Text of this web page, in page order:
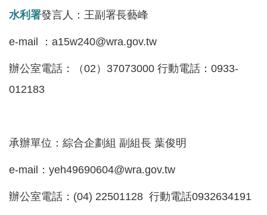
水利署發言人：王副署長藝峰
e-mail ：a15w240@wra.gov.tw
辦公室電話：（02）37073000 行動電話：0933-
012183
承辦單位：綜合企劃組 副組長 葉俊明
e-mail：yeh49690604@wra.gov.tw
辦公室電話：(04) 22501128 行動電話0932634191